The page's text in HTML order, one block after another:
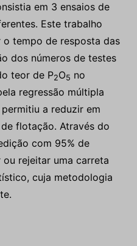
em 3 ensaios de
Este trabalho
tempo de resposta das
dos números de testes
teor de P2O5 no
regressão múltipla
a reduzir em
flotação. Através do
com 95% de
rejeitar uma carreta
cuja metodologia